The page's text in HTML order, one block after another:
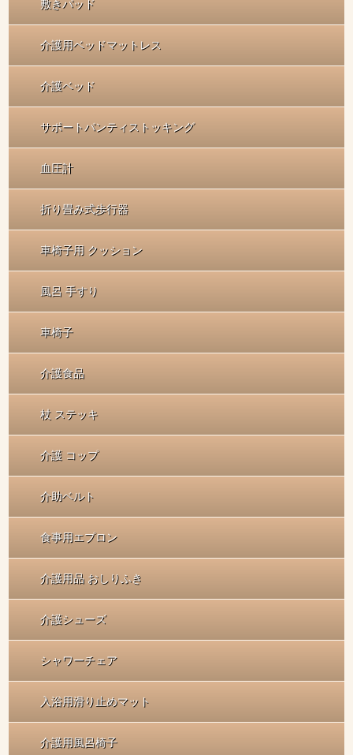
敷きパッド
介護用ベッドマットレス
介護ベッド
サポートパンティストッキング
血圧計
折り畳み式歩行器
車椅子用 クッション
風呂 手すり
車椅子
介護食品
杖 ステッキ
介護 コップ
介助ベルト
食事用エプロン
介護用品 おしりふき
介護シューズ
シャワーチェア
入浴用滑り止めマット
介護用風呂椅子